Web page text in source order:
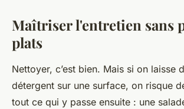
Maîtriser l'entretien sans
plats
Nettoyer, c’est bien. Mais si on laisse
détergent sur une surface, on risque
tout ce qui y passe ensuite : une